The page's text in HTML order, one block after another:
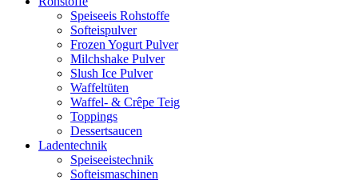
Speiseeis Rohstoffe
Softeispulver
Frozen Yogurt Pulver
Milchshake Pulver
Slush Ice Pulver
Waffeltüten
Waffel- & Crêpe Teig
Toppings
Dessertsaucen
Ladentechnik
Speiseeistechnik
Softeismaschinen